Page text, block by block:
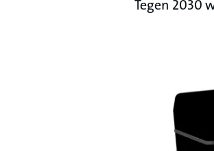
Tegen 2030